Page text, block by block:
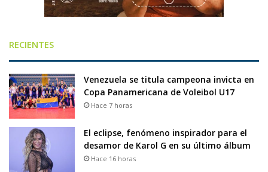
RECIENTES
Venezuela se titula campeona invicta en
Copa Panamericana de Voleibol U17
Hace 7 horas
El eclipse, fenómeno inspirador para el
desamor de Karol G en su último álbum
Hace 16 horas